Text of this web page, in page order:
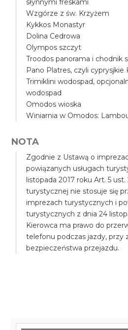
słynnymi freskami
Wzgórze z św. Krzyżem
Kykkos Monastyr
Dolina Cedrowa
Olympos szczyt
Troodos panorama i chodnik
Pano Platres, czyli cyprysjkie
Trimiklini wodospad,
wodospad
Omodos wioska
Winiarnia w Omodos:
NOTA
Zgodnie z Ustawą o
powiązanych usługach
listopada 2017 roku Art. 5 ust.
turystycznej nie stosuje się
imprezach turystycznych i
turystycznych z dnia 24
Kierowca ma prawo do
telefonu podczas jazdy, przy
bezpieczeństwa przejazdu.